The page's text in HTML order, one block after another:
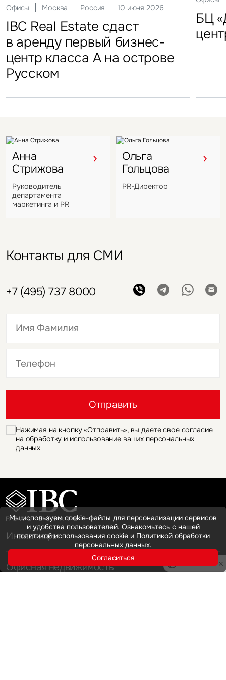
Офисы Москва Россия 10 июня 2026
IBC Real Estate сдаст
в аренду первый бизнес-
центр класса А на острове
Русском
БЦ
FFF group – новый резидент
«Атлант-Парк»
Гостиницы Москва Россия 18 ноября 2025
Новый Crocus Fitness
Петровский парк откроется
в отеле Hyatt Regency
Инвестиции Москва Россия 22 мая 2025
Один из крупнейших
гостиничных комплексов
Подмосковья перешел
под управление компании
29
«Солнце Москвы», ВДНХ
Анна
Стрижова
Руководитель
департамента
маркетинга и PR
Ольга
Гольцова
PR-Директор
Контакты для СМИ
+7 (495) 737 8000
Отправить
Нажимая на кнопку «Отправить», вы даете свое согласие
на обработку и использование ваших персональных
данных
Инвестиции
Офисная недвижимость
Мы используем cookie-файлы для персонализации сервисов
и удобства пользователей. Ознакомьтесь с нашей
политикой использования cookieи Политикой обработки
персональных данных.
Согласиться